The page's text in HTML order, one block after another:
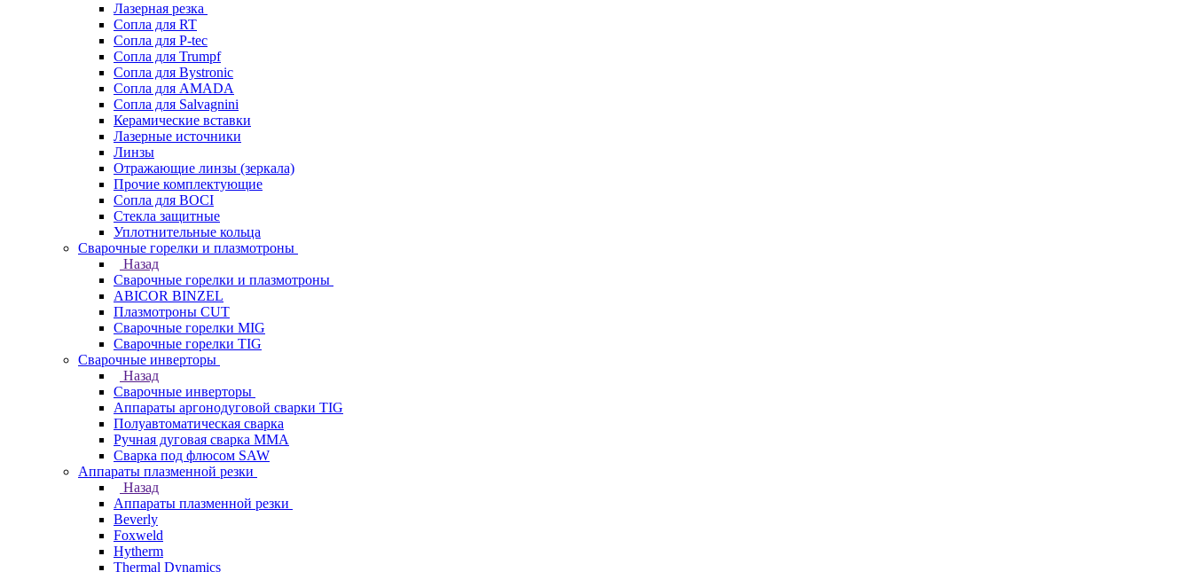
Лазерная резка
Сопла для RT
Сопла для P-tec
Сопла для Trumpf
Сопла для Bystronic
Сопла для AMADA
Сопла для Salvagnini
Керамические вставки
Лазерные источники
Линзы
Отражающие линзы (зеркала)
Прочие комплектующие
Сопла для BOCI
Стекла защитные
Уплотнительные кольца
Сварочные горелки и плазмотроны
Назад
Сварочные горелки и плазмотроны
ABICOR BINZEL
Плазмотроны CUT
Сварочные горелки MIG
Сварочные горелки TIG
Сварочные инверторы
Назад
Сварочные инверторы
Аппараты аргонодуговой сварки TIG
Полуавтоматическая сварка
Ручная дуговая сварка MMA
Сварка под флюсом SAW
Аппараты плазменной резки
Назад
Аппараты плазменной резки
Beverly
Foxweld
Hytherm
Thermal Dynamics